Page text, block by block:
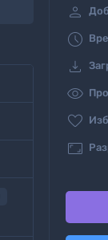





